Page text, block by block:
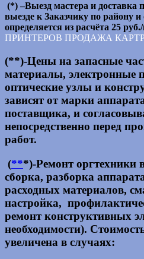
(*) –Выезд мастера и доставка
выезде к Заказчику по району и
определяется из расчёта 25
ПРИНТЕРОВ ПРОДАЖА
(**)-Цены на запасные
материалы, электронные
оптические узлы и
зависят от марки
поставщика, и
непосредственно перед
работ.
(***)-Ремонт оргтехники
сборка, разборка
расходных материалов,
настройка,
ремонт конструктивных
необходимости).
увеличена в случаях: